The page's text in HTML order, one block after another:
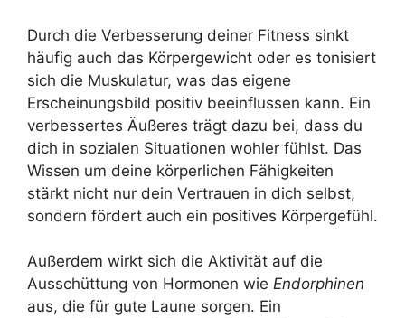
Durch die Verbesserung deiner Fitness sinkt
häufig auch das Körpergewicht oder es tonisiert
sich die Muskulatur, was das eigene
Erscheinungsbild positiv beeinflussen kann. Ein
verbessertes Äußeres trägt dazu bei, dass du
dich in sozialen Situationen wohler fühlst. Das
Wissen um deine körperlichen Fähigkeiten
stärkt nicht nur dein Vertrauen in dich selbst,
sondern fördert auch ein positives Körpergefühl.
Außerdem wirkt sich die Aktivität auf die
Ausschüttung von Hormonen wie Endorphinen
aus, die für gute Laune sorgen. Ein